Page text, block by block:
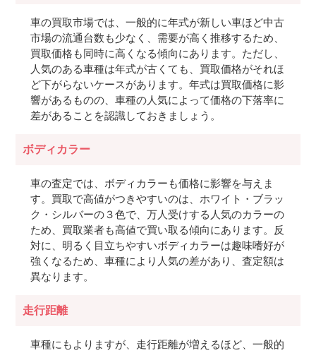
車の買取市場では、一般的に年式が新しい車ほど中古
市場の流通台数も少なく、需要が高く推移するため、
買取価格も同時に高くなる傾向にあります。ただし、
人気のある車種は年式が古くても、買取価格がそれほ
ど下がらないケースがあります。年式は買取価格に影
響があるものの、車種の人気によって価格の下落率に
差があることを認識しておきましょう。
ボディカラー
車の査定では、ボディカラーも価格に影響を与えま
す。買取で高値がつきやすいのは、ホワイト・ブラッ
ク・シルバーの３色で、万人受けする人気のカラーの
ため、買取業者も高値で買い取る傾向にあります。反
対に、明るく目立ちやすいボディカラーは趣味嗜好が
強くなるため、車種により人気の差があり、査定額は
異なります。
走行距離
車種にもよりますが、走行距離が増えるほど、一般的